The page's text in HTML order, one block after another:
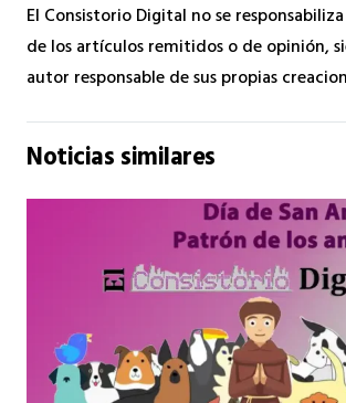
El Consistorio Digital no se
de los artículos remitidos o de opinión,
autor responsable de sus propias
Noticias similares